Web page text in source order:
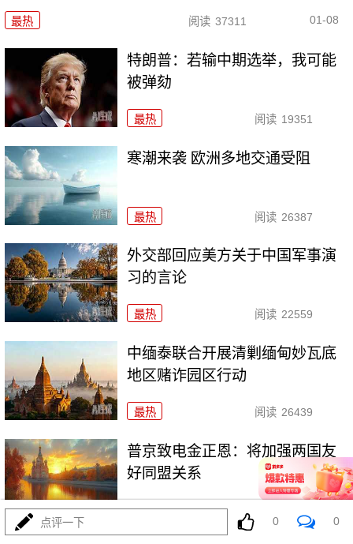
最热 阅读 37311 01-08
特朗普：若输中期选举，我可能
被弹劾
最热 阅读 19351
寒潮来袭 欧洲多地交通受阻
最热 阅读 26387
外交部回应美方关于中国军事演
习的言论
最热 阅读 22559
中缅泰联合开展清剿缅甸妙瓦底
地区赌诈园区行动
最热 阅读 26439
普京致电金正恩：将加强两国友
好同盟关系
最热
点评一下 0 0